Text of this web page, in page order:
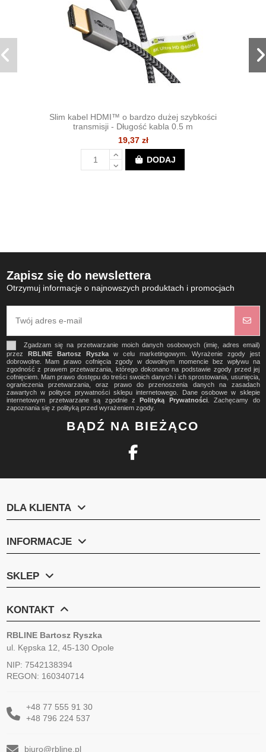
Slim kabel HDMI™ o bardzo dużej szybkości
transmisji - Długość kabla 0.5 m
19,37 zł
DODAJ
Zapisz się do newslettera
Otrzymuj informacje o najnowszych produktach i promocjach
Zgadzam się na przetwarzanie moich danych osobowych (imię, adres email)
przez
RBLINE Bartosz Ryszkaw celu marketingowym. Wyrażenie zgody jest
dobrowolne. Mam prawo cofnięcia zgody w dowolnym momencie bez wpływu na
zgodność z prawem przetwarzania, którego dokonano na podstawie zgody przed jej
cofnięciem. Mam prawo dostępu do treści swoich danych i ich sprostowania, usunięcia,
ograniczenia przetwarzania, oraz prawo do przenoszenia danych na zasadach
zawartych w polityce prywatności sklepu internetowego. Dane osobowe w sklepie
internetowym przetwarzane są zgodnie z
Polityką Prywatności. Zachęcamy do
zapoznania się z polityką przed wyrażeniem zgody.
BĄDŹ NA BIEŻĄCO
DLA KLIENTA
INFORMACJE
SKLEP
KONTAKT
RBLINE Bartosz Ryszka
ul. Kępska 12, 45-130 Opole
NIP: 7542138394
REGON: 160340714
+48 77 555 91 30
+48 796 224 537
biuro@rbline.pl